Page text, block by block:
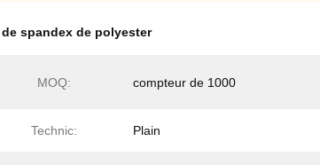
spandex de polyester
MOQ: compteur de 1000
Technic: Plain